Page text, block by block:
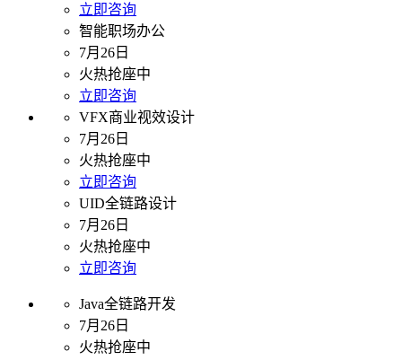
立即咨询
智能职场办公
7月26日
火热抢座中
立即咨询
VFX商业视效设计
7月26日
火热抢座中
立即咨询
UID全链路设计
7月26日
火热抢座中
立即咨询
Java全链路开发
7月26日
火热抢座中